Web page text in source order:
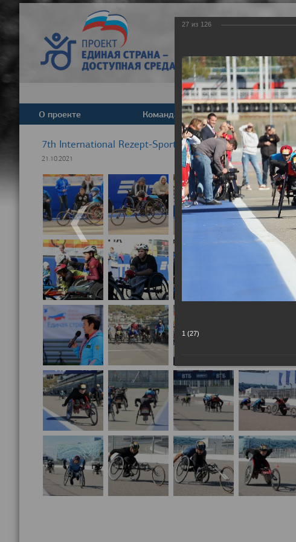
О проекте Команда Новости
7th International Rezept-Sport Wheelchair Half Marathon
21.10.2021
27 из 126
1 (27)